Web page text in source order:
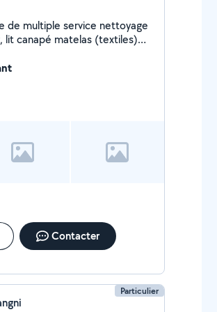
de multiple service nettoyage
lit canapé matelas (textiles)
Contacter
Particulier